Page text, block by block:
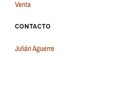
Venta
CONTACTO
Julián Aguerre